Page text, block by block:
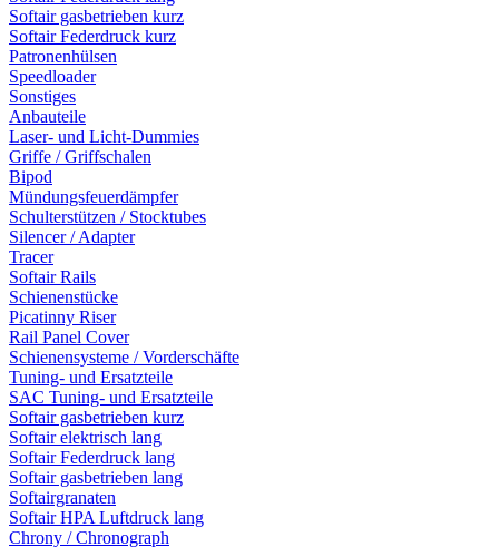
Softair gasbetrieben kurz
Softair Federdruck kurz
Patronenhülsen
Speedloader
Sonstiges
Anbauteile
Laser- und Licht-Dummies
Griffe / Griffschalen
Bipod
Mündungsfeuerdämpfer
Schulterstützen / Stocktubes
Silencer / Adapter
Tracer
Softair Rails
Schienenstücke
Picatinny Riser
Rail Panel Cover
Schienensysteme / Vorderschäfte
Tuning- und Ersatzteile
SAC Tuning- und Ersatzteile
Softair gasbetrieben kurz
Softair elektrisch lang
Softair Federdruck lang
Softair gasbetrieben lang
Softairgranaten
Softair HPA Luftdruck lang
Chrony / Chronograph